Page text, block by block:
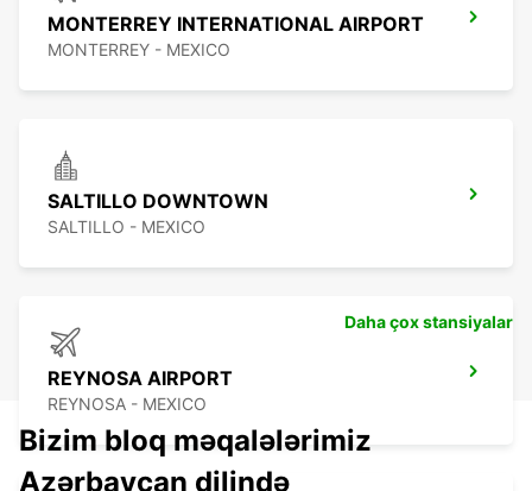
MONTERREY INTERNATIONAL AIRPORT
MONTERREY - MEXICO
SALTILLO DOWNTOWN
SALTILLO - MEXICO
REYNOSA AIRPORT
REYNOSA - MEXICO
Daha çox stansiyalar
Bizim bloq məqalələrimiz
Azərbaycan dilində